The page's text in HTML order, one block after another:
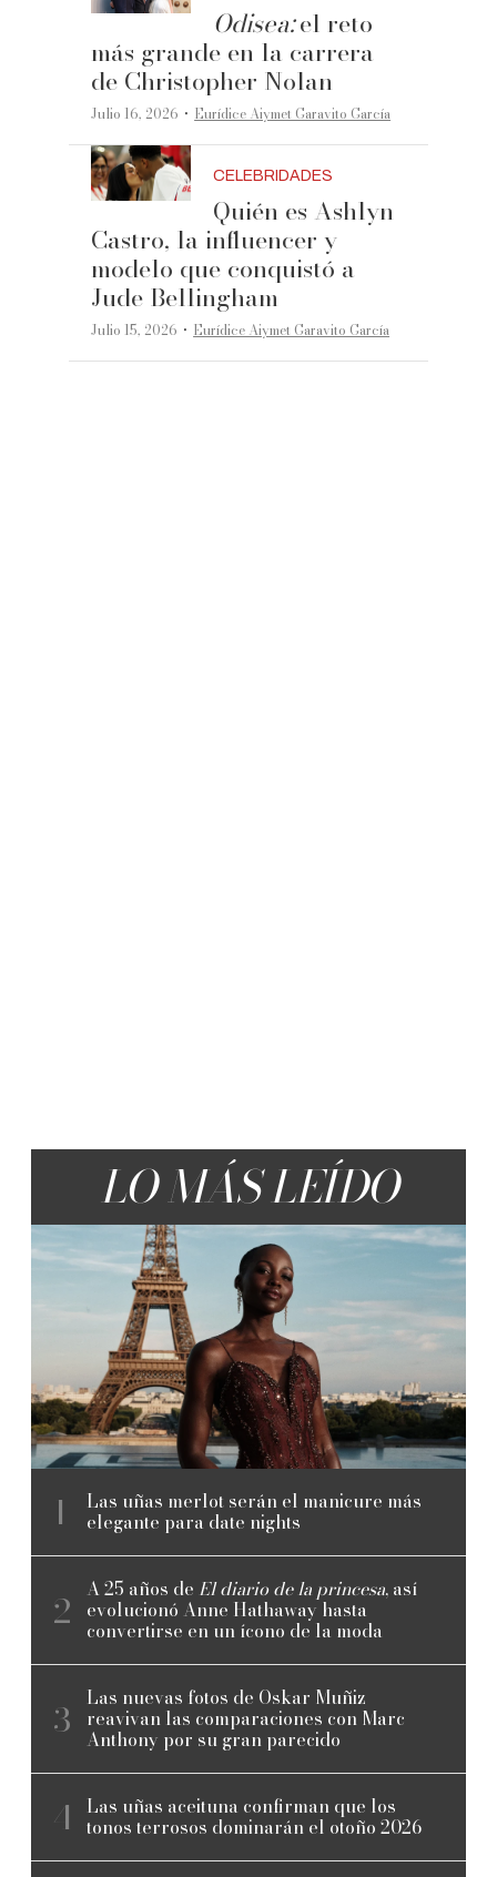
Odisea:el reto
más grande en la carrera
de Christopher Nolan
Julio 16, 2026 ·Eurídice Aiymet Garavito García
CELEBRIDADES
Quién es Ashlyn
Castro, la influencer y
modelo que conquistó a
Jude Bellingham
Julio 15, 2026 ·Eurídice Aiymet Garavito García
LO MÁS LEÍDO
Las uñas merlot serán el manicure más
elegante para date nights
A 25 años de El diario de la princesa, así
evolucionó Anne Hathaway hasta
convertirse en un ícono de la moda
Las nuevas fotos de Oskar Muñiz
reavivan las comparaciones con Marc
Anthony por su gran parecido
Las uñas aceituna confirman que los
tonos terrosos dominarán el otoño 2026